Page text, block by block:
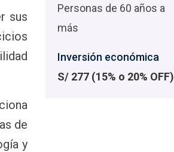
Personas de 60 años a
más
Inversión económica
S/ 277 (15% o 20% OFF)
sus
de
y